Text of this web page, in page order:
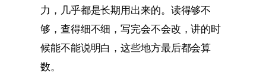
力，几乎都是长期用出来的。读得够不
够，查得细不细，写完会不会改，讲的时
候能不能说明白，这些地方最后都会算
数。